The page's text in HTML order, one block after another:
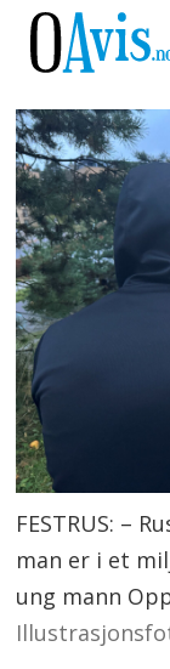
FESTRUS: –
man er i et
ung mann